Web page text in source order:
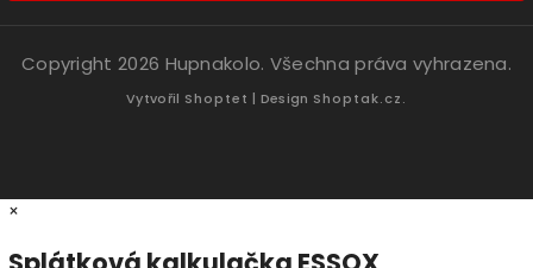
Copyright 2026 Hupnakolo. Všechna práva vyhrazena.
Vytvořil Shoptet | Design Shoptak.cz.
×